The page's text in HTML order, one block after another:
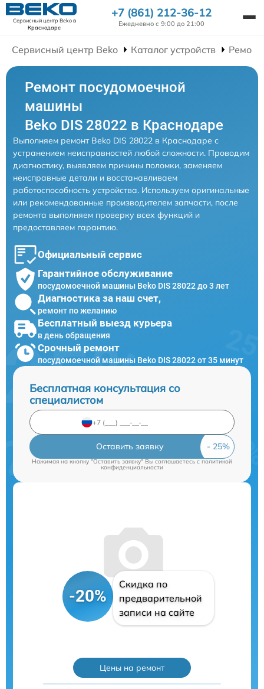
Сервисный центр Bekoв
Краснодаре
+7 (861) 212-36-12
Ежедневно с 9:00 до 21:00
Сервисный центр Beko Каталог устройств
Ремонт посудомоечной
машины
Beko DIS 28022 в Краснодаре
Выполняем ремонт Beko DIS 28022 в Краснодаре с
устранением неисправностей любой сложности. Проводим
диагностику, выявляем причины поломки, заменяем
неисправные детали и восстанавливаем
работоспособность устройства. Используем оригинальные
или рекомендованные производителем запчасти, после
ремонта выполняем проверку всех функций и
предоставляем гарантию.
Официальный сервис
Гарантийное обслуживание
посудомоечной машины Beko DIS 28022 до 3 лет
Диагностика за наш счет,
ремонт по желанию
Бесплатный выезд курьера
в день обращения
Срочный ремонт
посудомоечной машины Beko DIS 28022 от 35 минут
Бесплатная консультация со
специалистом
Оставить заявку
Нажимая на кнопку "Оставить заявку" Вы соглашаетесь c политикой
конфиденциальности
-20%
Скидка по
предварительной
записи на сайте
Цены на ремонт